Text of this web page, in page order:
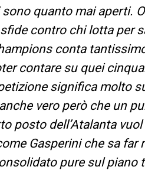
quanto mai aperti.
contro chi lotta per
conta
contare su quei
significa molto
vero però che un
posto dell’Atalanta
Gasperini che sa far
pure sul piano